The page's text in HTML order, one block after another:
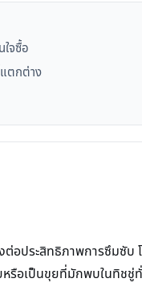
จซื้อ
ตกต่าง
ประสิทธิภาพการซึมซับ
อเป็นขุยที่มักพบในทิชชู่ทั่